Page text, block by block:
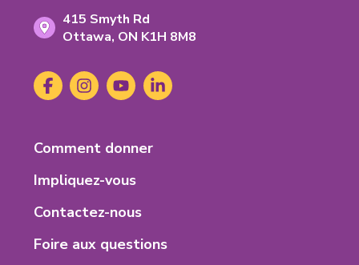
Address
415 Smyth Rd
Ottawa, ONOntario
K1H 8M8
1-
H-
8
Social
Media
Facebook
(s'ouvre
dans
nouvel
onglet)
Instagram
(s'ouvre
dans
nouvel
onglet)
YouTube
(s'ouvre
dans
nouvel
onglet)
LinkedIn
(s'ouvre
dans
onglet)
Footer
Menu
Comment donner
Impliquez-vous
Contactez-nous
Foire aux questions